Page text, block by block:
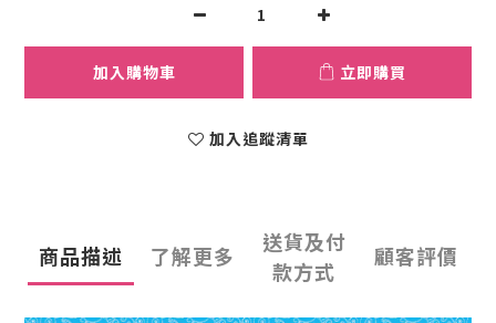
加入購物車 立即購買
加入追蹤清單
商品描述 了解更多
送貨及付
款方式
顧客評價